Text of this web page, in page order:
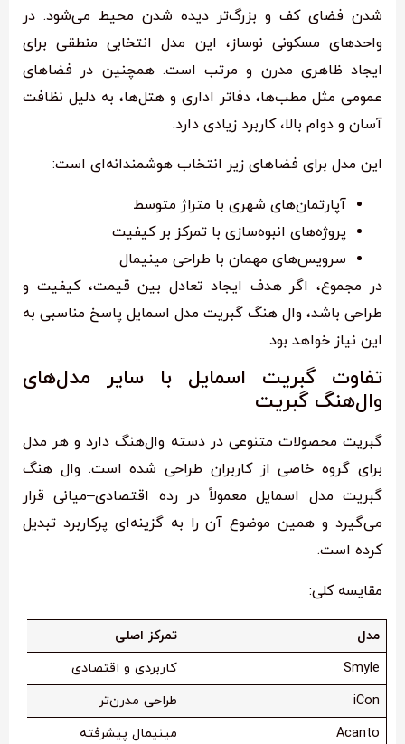
شدن فضای کف و بزرگ‌تر دیده شدن محیط می‌شود. در
واحدهای مسکونی نوساز، این مدل انتخابی منطقی برای
ایجاد ظاهری مدرن و مرتب است. همچنین در فضاهای
عمومی مثل مطب‌ها، دفاتر اداری و هتل‌ها، به دلیل نظافت
آسان و دوام بالا، کاربرد زیادی دارد.
این مدل برای فضاهای زیر انتخاب هوشمندانه‌ای است:
آپارتمان‌های شهری با متراژ متوسط
پروژه‌های انبوه‌سازی با تمرکز بر کیفیت
سرویس‌های مهمان با طراحی مینیمال
در مجموع، اگر هدف ایجاد تعادل بین قیمت، کیفیت و
طراحی باشد، وال هنگ گبریت مدل اسمایل پاسخ مناسبی به
این نیاز خواهد بود.
تفاوت گبریت اسمایل با سایر مدل‌های
وال‌هنگ گبریت
گبریت محصولات متنوعی در دسته وال‌هنگ دارد و هر مدل
برای گروه خاصی از کاربران طراحی شده است. وال هنگ
گبریت مدل اسمایل معمولاً در رده اقتصادی–میانی قرار
می‌گیرد و همین موضوع آن را به گزینه‌ای پرکاربرد تبدیل
کرده است.
مقایسه کلی:
مدل
تمرکز اصلی
Smyle
کاربردی و اقتصادی
iCon
طراحی مدرن‌تر
Acanto
مینیمال پیشرفته